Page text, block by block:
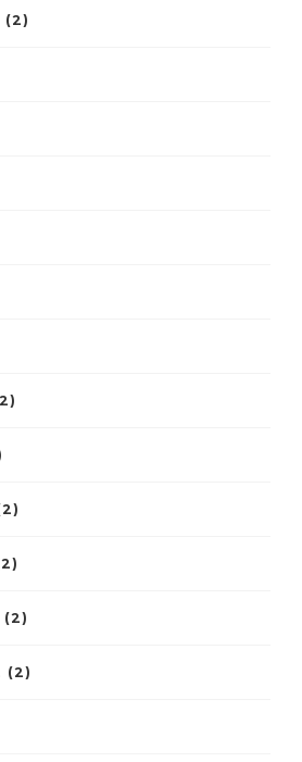
(2)
(2)
(2)